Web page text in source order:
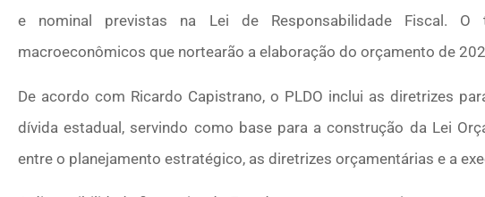
e nominal previstas na Lei de Responsabilidade Fiscal.
macroeconômicos que nortearão a elaboração do orçamento de
De acordo com Ricardo Capistrano, o PLDO inclui as diretrizes
dívida estadual, servindo como base para a construção da Lei
entre o planejamento estratégico, as diretrizes orçamentárias e a